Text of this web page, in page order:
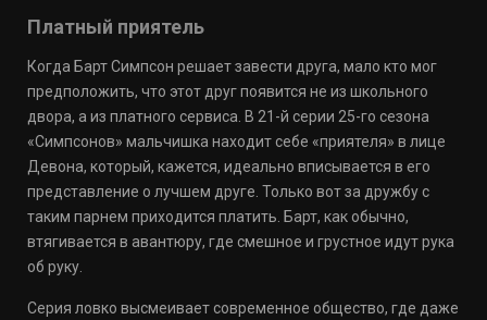
Платный приятель
Когда Барт Симпсон решает завести друга, мало кто мог
предположить, что этот друг появится не из школьного
двора, а из платного сервиса. В 21-й серии 25-го сезона
«Симпсонов» мальчишка находит себе «приятеля» в лице
Девона, который, кажется, идеально вписывается в его
представление о лучшем друге. Только вот за дружбу с
таким парнем приходится платить. Барт, как обычно,
втягивается в авантюру, где смешное и грустное идут рука
об руку.
Серия ловко высмеивает современное общество, где даже